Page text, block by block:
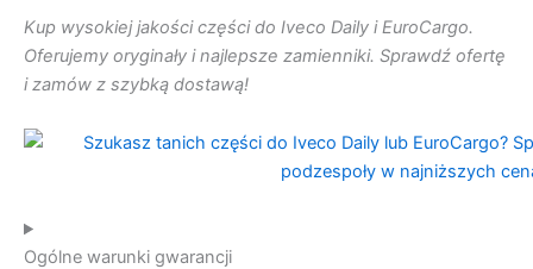
Kup wysokiej jakości części do Iveco Daily i EuroCargo.
Oferujemy oryginały i najlepsze zamienniki. Sprawdź ofertę
i zamów z szybką dostawą!
Ogólne warunki gwarancji